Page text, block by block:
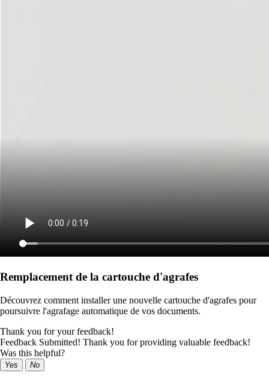
Remplacement de la cartouche d'agrafes
Découvrez comment installer une nouvelle cartouche d'agrafes pour
poursuivre l'agrafage automatique de vos documents.
Thank you for your feedback!
Feedback Submitted! Thank you for providing valuable feedback!
Was this helpful?
Yes No